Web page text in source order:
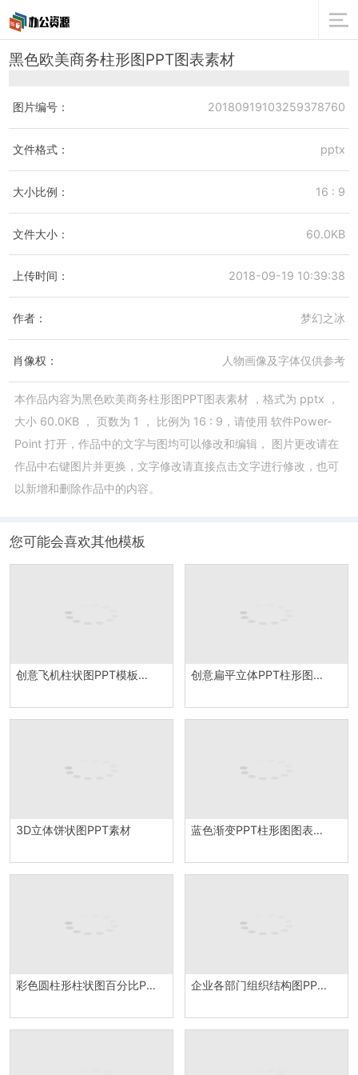
黑色欧美商务柱形图PPT图表素材
图片编号： 20180919103259378760
文件格式： pptx
大小比例： 16 : 9
文件大小： 60.0KB
上传时间： 2018-09-19 10:39:38
作者： 梦幻之冰
肖像权： 人物画像及字体仅供参考
本作品内容为黑色欧美商务柱形图PPT图表素材，格式为 pptx
，
大小 60.0KB， 页数为 1 ， 比例为 16 : 9 ，请使用 软件Power-
Point 打开，作品中的文字与图均可以修改和编辑， 图片更改请在
作品中右键图片并更换，文字修改请直接点击文字进行修改，也可
以新增和删除作品中的内容。
您可能会喜欢其他模板
创意飞机柱状图PPT模板素材 创意扁平立体PPT柱形图模板
3D立体饼状图PPT素材 蓝色渐变PPT柱形图图表模板
彩色圆柱形柱状图百分比PPT图表模板 企业各部门组织结构图PPT图表